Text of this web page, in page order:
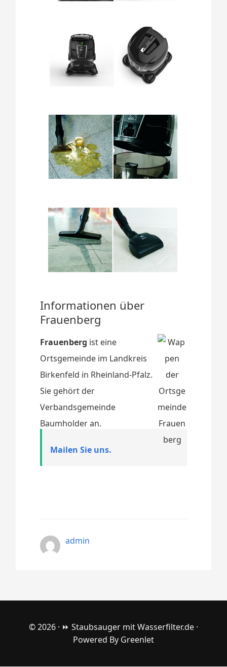
Informationen über
Frauenberg
Frauenberg ist eine
Ortsgemeinde im Landkreis
Birkenfeld in Rheinland-Pfalz.
Sie gehört der
Verbandsgemeinde
Baumholder an.
Mailen Sie uns.
admin
© 2026 · ⏩ Staubsauger mit Wasserfilter.de ·
Powered By Greenlet